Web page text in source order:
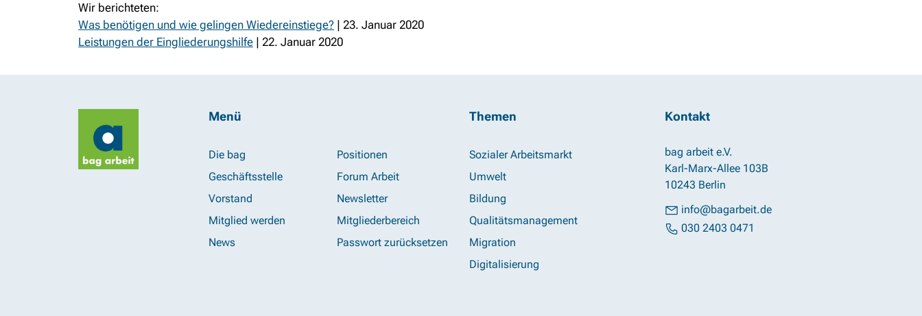
Wir berichteten:
Was benötigen und wie gelingen Wiedereinstiege? | 23. Januar 2020
Leistungen der Eingliederungshilfe | 22. Januar 2020
Menü
Die bag
Geschäftsstelle
Vorstand
Mitglied werden
News
Positionen
Forum Arbeit
Newsletter
Mitgliederbereich
Passwort zurücksetzen
Themen
Sozialer Arbeitsmarkt
Umwelt
Bildung
Qualitätsmanagement
Migration
Digitalisierung
Kontakt
bag arbeit e.V.
Karl-Marx-Allee 103B
10243 Berlin
info@bagarbeit.de
030 2403 0471